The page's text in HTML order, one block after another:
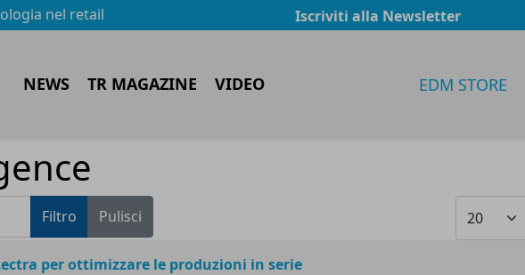
nel retail Iscriviti alla Newsletter
NEWS TR MAGAZINE VIDEO EDM STORE
Filtro Pulisci Visualizza #
per ottimizzare le produzioni in serie